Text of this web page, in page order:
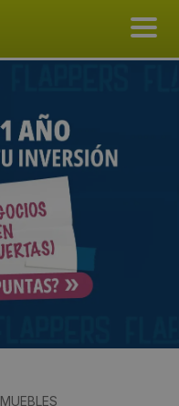
MUEBLES